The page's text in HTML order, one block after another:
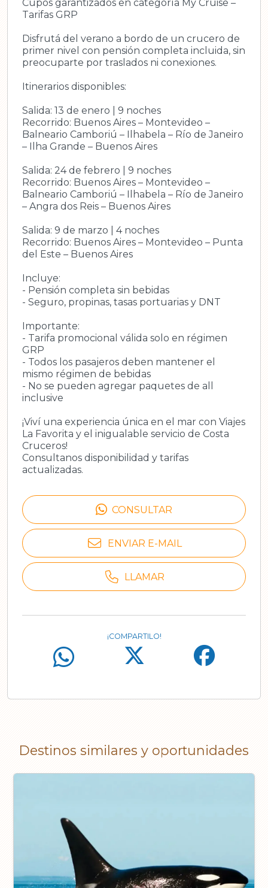
Cupos garantizados en categoría My Cruise –
Tarifas GRP
Disfrutá del verano a bordo de un crucero de
primer nivel con pensión completa incluida, sin
preocuparte por traslados ni conexiones.
Itinerarios disponibles:
Salida: 13 de enero | 9 noches
Recorrido: Buenos Aires – Montevideo –
Balneario Camboriú – Ilhabela – Río de Janeiro
– Ilha Grande – Buenos Aires
Salida: 24 de febrero | 9 noches
Recorrido: Buenos Aires – Montevideo –
Balneario Camboriú – Ilhabela – Río de Janeiro
– Angra dos Reis – Buenos Aires
Salida: 9 de marzo | 4 noches
Recorrido: Buenos Aires – Montevideo – Punta
del Este – Buenos Aires
Incluye:
- Pensión completa sin bebidas
- Seguro, propinas, tasas portuarias y DNT
Importante:
- Tarifa promocional válida solo en régimen
GRP
- Todos los pasajeros deben mantener el
mismo régimen de bebidas
- No se pueden agregar paquetes de all
inclusive
¡Viví una experiencia única en el mar con Viajes
La Favorita y el inigualable servicio de Costa
Cruceros!
Consultanos disponibilidad y tarifas
actualizadas.
CONSULTAR
ENVIAR E-MAIL
LLAMAR
¡COMPARTILO!
Destinos similares y oportunidades